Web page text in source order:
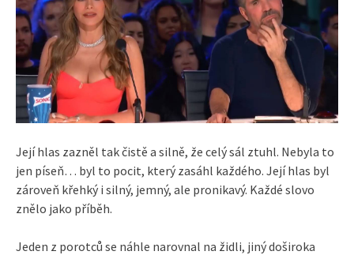
Její hlas zazněl tak čistě a silně, že celý sál ztuhl. Nebyla to
jen píseň… byl to pocit, který zasáhl každého. Její hlas byl
zároveň křehký i silný, jemný, ale pronikavý. Každé slovo
znělo jako příběh.
Jeden z porotců se náhle narovnal na židli, jiný doširoka